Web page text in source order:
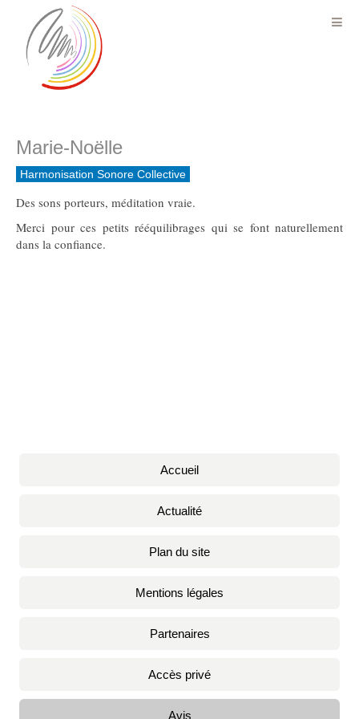
Marie-Noëlle
Harmonisation Sonore Collective
Des sons porteurs, méditation vraie.
Merci pour ces petits rééquilibrages qui se font naturellement
dans la confiance.
Accueil
Actualité
Plan du site
Mentions légales
Partenaires
Accès privé
Avis